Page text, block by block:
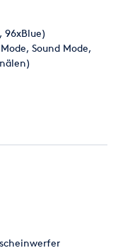
96xBlue)
Sound Mode,